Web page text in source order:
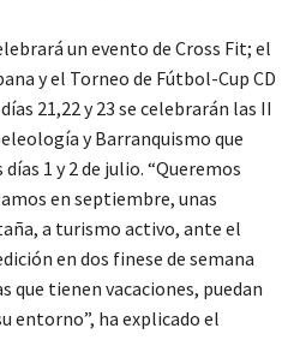
un evento de Cross Fit; el
y el Torneo de Fútbol-Cup CD
21,22 y 23 se celebrarán las II
y Barranquismo que
1 y 2 de julio. “Queremos
en septiembre, unas
a turismo activo, ante el
en dos finese de semana
que tienen vacaciones, puedan
entorno”, ha explicado el